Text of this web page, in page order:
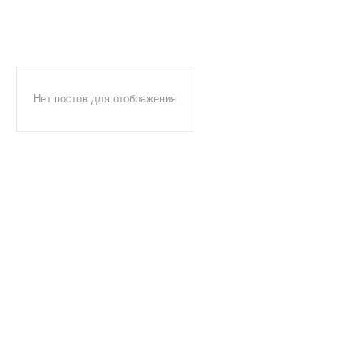
Нет постов для отображения